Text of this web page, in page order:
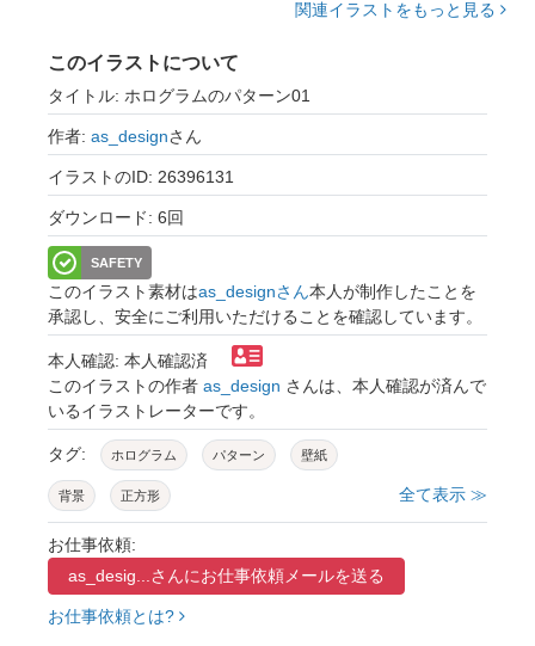
関連イラストをもっと見る
このイラストについて
タイトル: ホログラムのパターン01
作者: as_designさん
イラストのID: 26396131
ダウンロード: 6回
SAFETY
このイラスト素材はas_designさん本人が制作したことを
承認し、安全にご利用いただけることを確認しています。
本人確認: 本人確認済
このイラストの作者 as_design さんは、本人確認が済んで
いるイラストレーターです。
タグ: ホログラム パターン 壁紙
背景 正方形 全て表示 ≫
お仕事依頼:
as_desig...さんにお仕事依頼メールを送る
お仕事依頼とは?